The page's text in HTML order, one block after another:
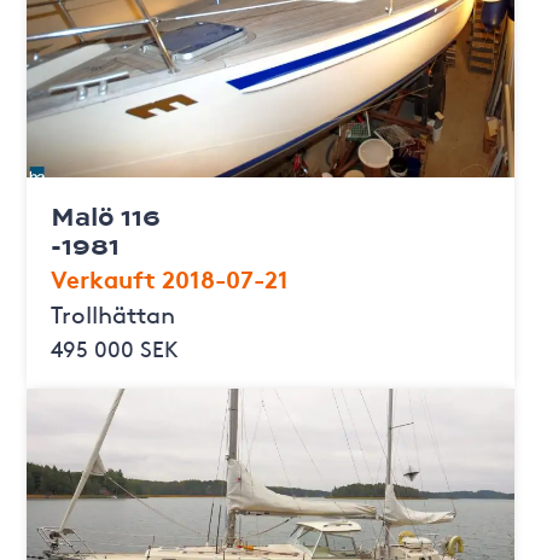
Malö 116
-1981
Verkauft 2018-07-21
Trollhättan
495 000 SEK